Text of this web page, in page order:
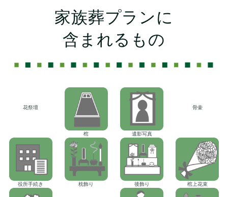
家族葬プランに
含まれるもの
花祭壇
棺 遺影写真
骨壷
役所手続き 枕飾り 後飾り 棺上花束